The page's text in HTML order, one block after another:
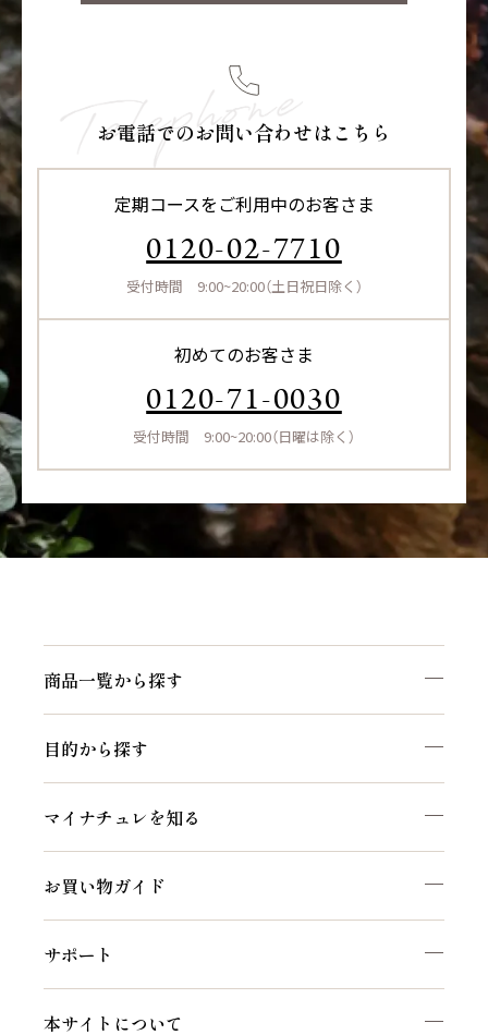
お電話でのお問い合わせはこちら
定期コースをご利用中のお客さま
0120-02-7710
受付時間 9:00~20:00（土日祝日除く）
初めてのお客さま
0120-71-0030
受付時間 9:00~20:00（日曜は除く）
商品一覧から探す
目的から探す
マイナチュレを知る
お買い物ガイド
サポート
本サイトについて